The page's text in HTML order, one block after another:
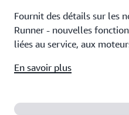
Fournit des détails sur les
Runner - nouvelles
liées au service, aux
En savoir plus